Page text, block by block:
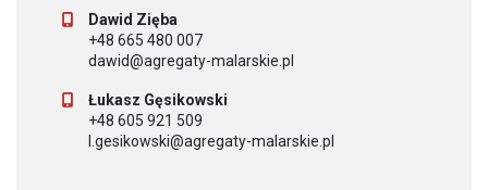
Dawid Zięba
+48 665 480 007
dawid@agregaty-malarskie.pl
Łukasz Gęsikowski
+48 605 921 509
l.gesikowski@agregaty-malarskie.pl